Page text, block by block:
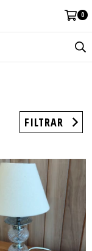
0
FILTRAR